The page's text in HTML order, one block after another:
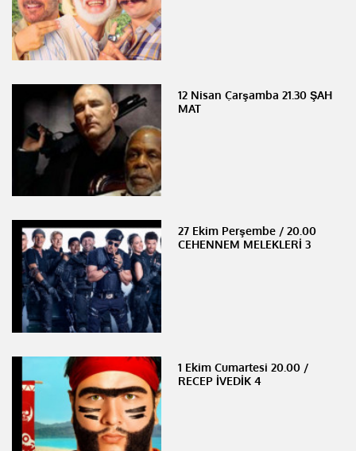
12 Nisan Çarşamba 21.30 ŞAH
MAT
27 Ekim Perşembe / 20.00
CEHENNEM MELEKLERİ 3
1 Ekim Cumartesi 20.00 /
RECEP İVEDİK 4